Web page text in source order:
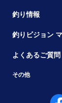
釣り情報
釣りビジョン
よくあるご質問
その他